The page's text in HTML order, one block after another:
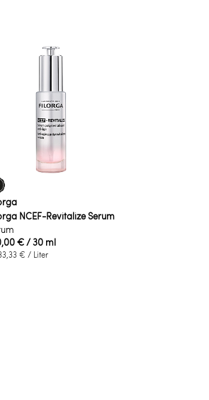
NCEF-Revitalize Serum
€/ 30 ml
€ / Liter